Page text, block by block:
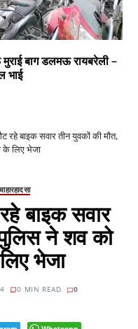
बाग डलमऊ रायबरेली –
भाई
रहे बाइक सवार तीन युवकों की मौत,
के लिए भेजा
हादसा
बाइक सवार
ने शव को
भेजा
0 MIN READ 0